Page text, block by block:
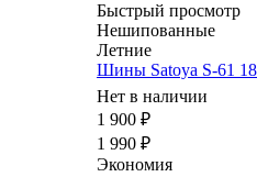
Быстрый просмотр
Нешипованные
Летние
Шины Satoya S-61
Нет в наличии
1 900 ₽
1 990 ₽
Экономия